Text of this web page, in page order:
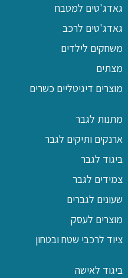
גאדג'טים למטבח
גאדג'טים לרכב
משחקים לילדים
מצתים
מוצרים דיגיטליים כשרים
מתנות לגבר
ארנקים ותיקים לגבר
ביגוד לגבר
צמידים לגבר
שעונים לגברים
מוצרים לעסק
ציוד לרכבי שטח ובטחון
ביגוד לאישה